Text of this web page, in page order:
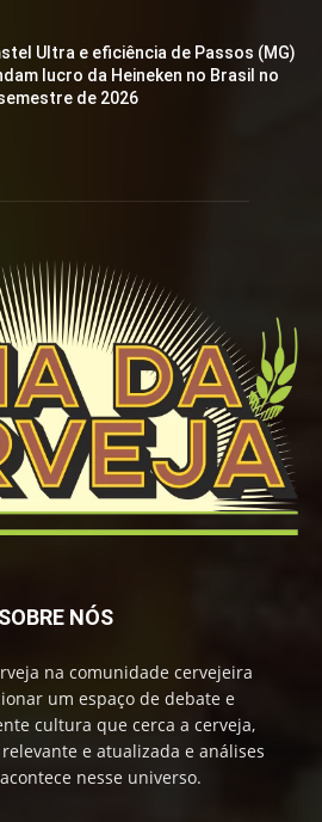
Ultra e eficiência de Passos (MG)
lucro da Heineken no Brasil no
de 2026
SOBRE NÓS
na comunidade cervejeira
um espaço de debate e
cultura que cerca a cerveja,
e atualizada e análises
nesse universo.